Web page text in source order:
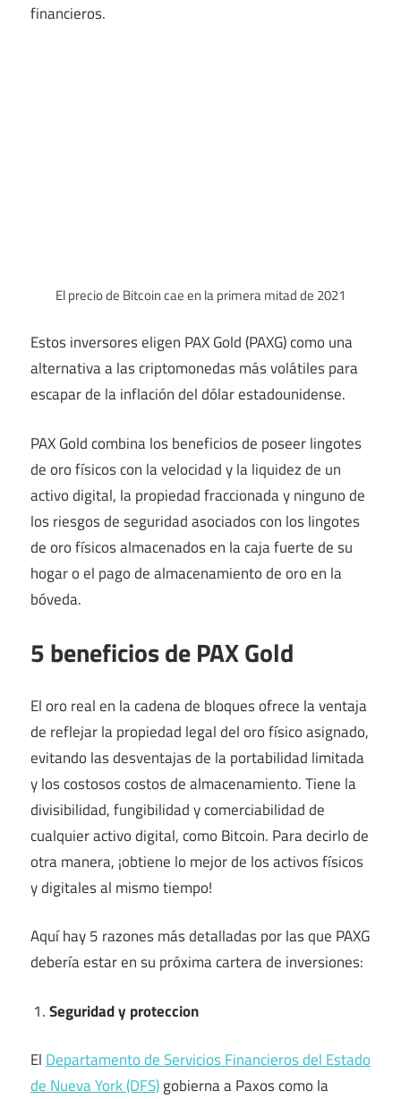
financieros.
El precio de Bitcoin cae en la primera mitad de 2021
Estos inversores eligen PAX Gold (PAXG) como una
alternativa a las criptomonedas más volátiles para
escapar de la inflación del dólar estadounidense.
PAX Gold combina los beneficios de poseer lingotes
de oro físicos con la velocidad y la liquidez de un
activo digital, la propiedad fraccionada y ninguno de
los riesgos de seguridad asociados con los lingotes
de oro físicos almacenados en la caja fuerte de su
hogar o el pago de almacenamiento de oro en la
bóveda.
5 beneficios de PAX Gold
El oro real en la cadena de bloques ofrece la ventaja
de reflejar la propiedad legal del oro físico asignado,
evitando las desventajas de la portabilidad limitada
y los costosos costos de almacenamiento. Tiene la
divisibilidad, fungibilidad y comerciabilidad de
cualquier activo digital, como Bitcoin. Para decirlo de
otra manera, ¡obtiene lo mejor de los activos físicos
y digitales al mismo tiempo!
Aquí hay 5 razones más detalladas por las que PAXG
debería estar en su próxima cartera de inversiones:
Seguridad y proteccion
El Departamento de Servicios Financieros del Estado
de Nueva York (DFS)gobierna a Paxos como la